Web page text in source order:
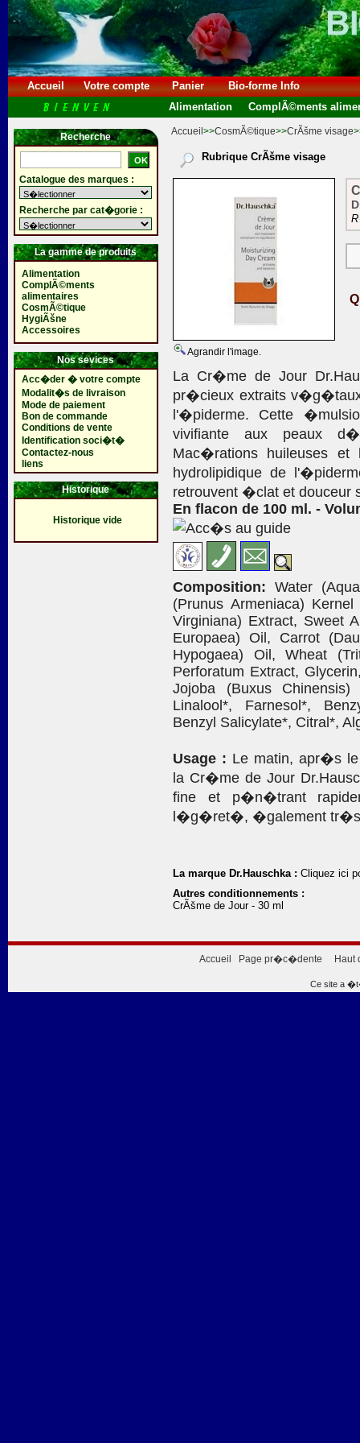
Accueil Votre compte Panier
Bio-forme Info
Alimentation
ComplÃ©ments
Recherche
Catalogue des marques :
Recherche par cat�gorie :
La gamme de produits
Alimentation
ComplÃ©ments
alimentaires
CosmÃ©tique
HygiÃšne
Accessoires
Nos sevices
Acc�der � votre compte
Modalit�s de livraison
Mode de paiement
Bon de commande
Conditions de vente
Identification soci�t�
Contactez-nous
liens
Historique
Historique vide
Accueil >>CosmÃ©tique>>CrÃšme visage
Rubrique CrÃšme visage
Agrandir l'image.
La Cr�me de Jour
pr�cieux extraits
l'�piderme. Cette
vivifiante aux peaux
Mac�rations huileuses
hydrolipidique de
retrouvent �clat et douceur
En flacon de 100 ml. -
Composition: Water
(Prunus Armeniaca)
Virginiana) Extract, Sweet
Europaea) Oil, Carrot
Hypogaea) Oil, Wheat
Perforatum Extract,
Jojoba (Buxus
Linalool*, Farnesol*,
Benzyl Salicylate*, Citral*,
Usage : Le matin, apr�s
la Cr�me de Jour
fine et p�n�trant
l�g�ret�, �galement tr�s
La marque Dr.Hauschka : Cliquez ici
Autres conditionnements :
CrÃšme de Jour - 30 ml
Accueil Page pr�c�dente Haut
Ce site a